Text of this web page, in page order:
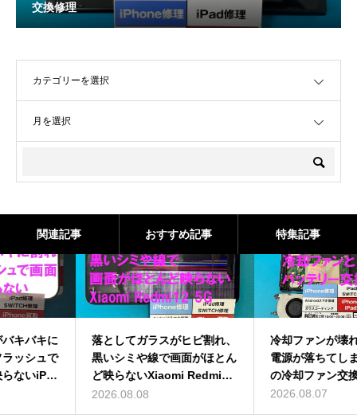
交換修理
関連記事 おすすめ記事 特集記事
落としてガラスがヒビ割れ、
黒いシミや線で画面がほとん
ど映らないXiaomi Redmi12
5Gの画面交換修理
冷却ファンが壊れ高温になり
電源が落ちてしまうSWITCH
の冷却ファン交換修理